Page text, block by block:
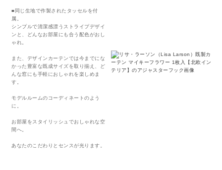
■同じ生地で作製されたタッセルを付
属。
シンプルで清潔感漂うストライプデザイ
ンと、どんなお部屋にも合う配色がおし
ゃれ。
また、デザインカーテンでは今までにな
かった豊富な既成サイズを取り揃え、ど
んな窓にも手軽におしゃれを楽しめま
す。
モデルルームのコーディネートのよう
に。
お部屋をスタイリッシュでおしゃれな空
間へ。
あなたのこだわりとセンスが光ります。